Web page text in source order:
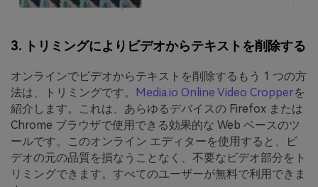
3. トリミングによりビデオからテキストを削除する
オンラインでビデオからテキストを削除するもう 1 つの方
法は、トリミングです。
Media.io Online Video Cropperを
紹介します。これは、あらゆるデバイスの Firefox または
Chrome ブラウザで使用できる効果的な Web ベースのツ
ールです。このオンライン エディターを使用すると、ビ
デオの元の品質を損なうことなく、不要なビデオ部分をト
リミングできます。すべてのユーザーが無料で利用できま